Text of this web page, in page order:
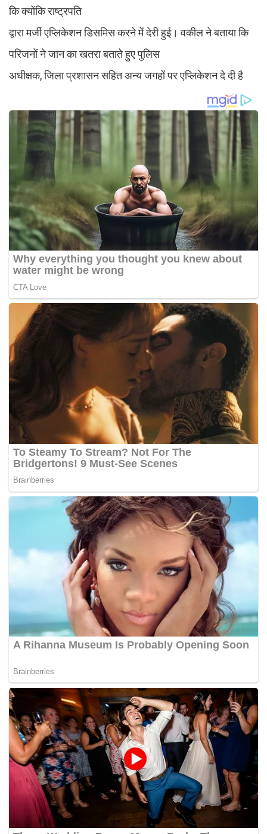
कि क्योंकि राष्ट्रपति
द्वारा मर्जी एप्लिकेशन डिसमिस करने में देरी हुई। वकील ने बताया कि
परिजनों ने जान का खतरा बताते हुए पुलिस
अधीक्षक, जिला प्रशासन सहित अन्य जगहों पर एप्लिकेशन दे दी है